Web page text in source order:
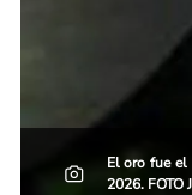
El oro fue
2026. FOTO